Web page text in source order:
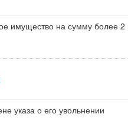
имущество на сумму более
указа о его увольнении